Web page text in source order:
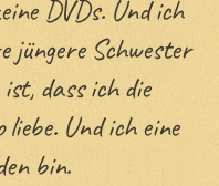
DVDs. Und ich
jüngere Schwester
dass ich die
Und ich eine
bin.